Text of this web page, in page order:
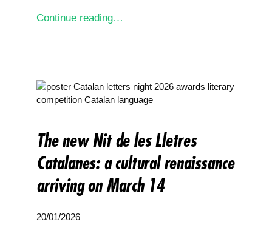
Continue reading…
The new Nit de les Lletres
Catalanes: a cultural renaissance
arriving on March 14
20/01/2026